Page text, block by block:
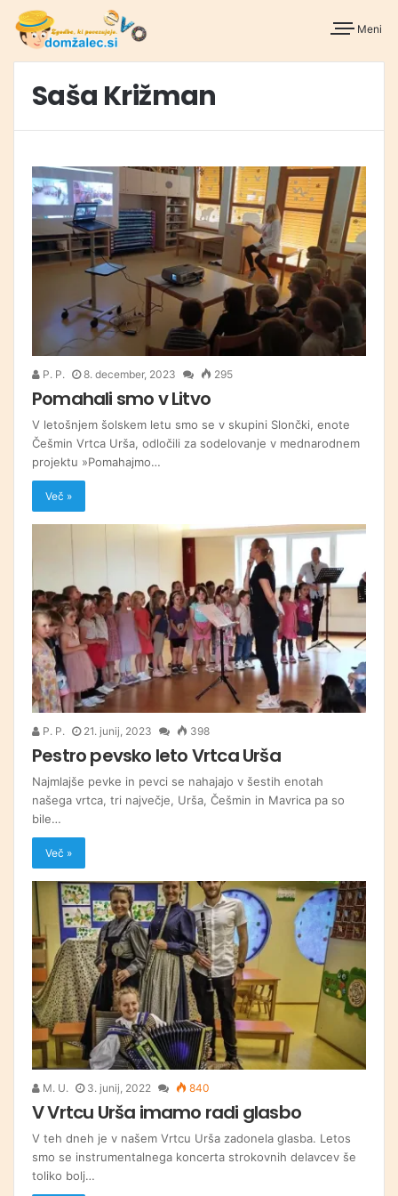
Meni
Saša Križman
P. P. 8. december, 2023 295
Pomahali smo v Litvo
V letošnjem šolskem letu smo se v skupini Slončki, enote
Češmin Vrtca Urša, odločili za sodelovanje v mednarodnem
projektu »Pomahajmo…
Več »
P. P. 21. junij, 2023 398
Pestro pevsko leto Vrtca Urša
Najmlajše pevke in pevci se nahajajo v šestih enotah
našega vrtca, tri največje, Urša, Češmin in Mavrica pa so
bile…
Več »
M. U. 3. junij, 2022 840
V Vrtcu Urša imamo radi glasbo
V teh dneh je v našem Vrtcu Urša zadonela glasba. Letos
smo se instrumentalnega koncerta strokovnih delavcev še
toliko bolj…